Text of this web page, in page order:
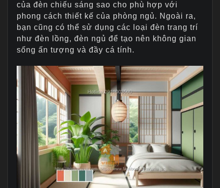
của đèn chiếu sáng sao cho phù hợp với
phong cách thiết kế của phòng ngủ. Ngoài ra,
bạn cũng có thể sử dụng các loại đèn trang trí
như đèn lồng, đèn ngủ để tạo nên không gian
sống ấn tượng và đầy cá tính.